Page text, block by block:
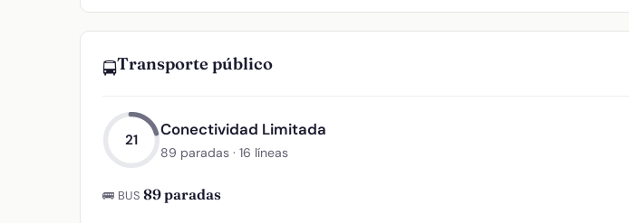
🚍Transporte público
21
Conectividad Limitada
89 paradas · 16 líneas
🚌 BUS 89 paradas